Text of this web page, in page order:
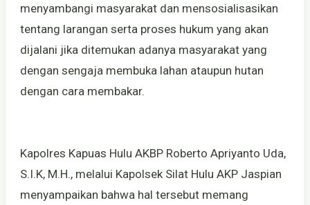
menyambangi masyarakat dan mensosialisasikan
tentang larangan serta proses hukum yang akan
dijalani jika ditemukan adanya masyarakat yang
dengan sengaja membuka lahan ataupun hutan
dengan cara membakar.
Kapolres Kapuas Hulu AKBP Roberto Apriyanto Uda,
S.I.K, M.H., melalui Kapolsek Silat Hulu AKP Jaspian
menyampaikan bahwa hal tersebut memang